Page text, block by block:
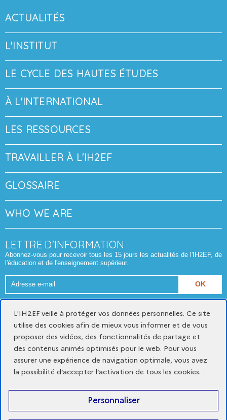
ACTUALITÉS
L'INSTITUT
LE CYCLE DES HAUTES ÉTUDES
À L'INTERNATIONAL
LES RESSOURCES
TRAVAILLER À L'IH2EF
GLOSSAIRE
WHO WE ARE
LETTRE D'INFORMATION
Abonnez-vous pour recevoir tous les 15 jours les actualités de l'IH2EF, de
l'éducation et de l'enseignement supérieur.
Adresse
e-
Format attendu : nom@domaine.fr
Gestion des cookies
Accessibilité du site : partiellement conforme
x
youtube
-
linkedin
L'IH2EF veille à protéger vos données personnelles. Ce site
utilise des cookies afin de mieux vous informer et de vous
proposer des vidéos, des fonctionnalités de partage et
des contenus animés optimisés pour le web. Pour vous
assurer une expérience de navigation optimale, vous avez
la possibilité d’accepter l’activation de tous les cookies.
Personnaliser